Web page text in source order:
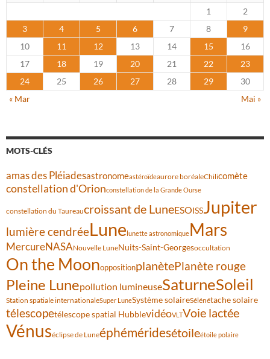
1
2
3
4 5 6 7 8
9
10
11 12 13 14 15
16
17
18 19 20 21 22
23
24
25 26 27 28 29
30
« Mar
Mai »
MOTS-CLÉS
amas des Pléiadesastronomeastéroïdeaurore boréaleChilicomète
constellation d'Orionconstellation de la Grande Ourse
constellation du Taureaucroissant de LuneESOISSJupiter
lumière cendréeLune lunette astronomiqueMars
MercureNASANouvelle LuneNuits-Saint-Georgesoccultation
On the MoonoppositionplanètePlanète rouge
Pleine Lunepollution lumineuseSaturneSoleil
Station spatiale internationaleSuper LuneSystème solaireSélénétache solaire
télescopetélescope spatial HubblevidéoVLTVoie lactée
Vénuséclipse de Luneéphéméridesétoileétoile polaire